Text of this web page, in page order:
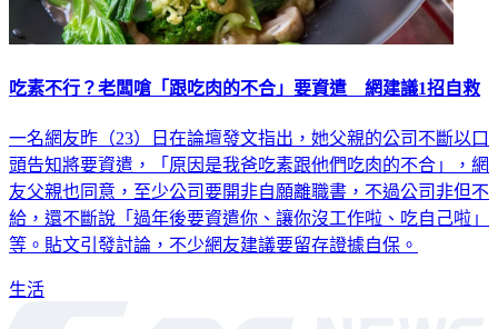
吃素不行？老闆嗆「跟吃肉的不合」要資遣 網建議1招自救
一名網友昨（23）日在論壇發文指出，她父親的公司不斷以口
頭告知將要資遣，「原因是我爸吃素跟他們吃肉的不合」，網
友父親也同意，至少公司要開非自願離職書，不過公司非但不
給，還不斷說「過年後要資遣你、讓你沒工作啦、吃自己啦」
等。貼文引發討論，不少網友建議要留存證據自保。
生活